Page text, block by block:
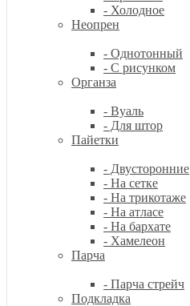
- Холодное
Неопрен
- Однотонный
- С рисунком
Органза
- Вуаль
- Для штор
Пайетки
- Двусторонние
- На сетке
- На трикотаже
- На атласе
- На бархате
- Хамелеон
Парча
- Парча стрейч
Подкладка